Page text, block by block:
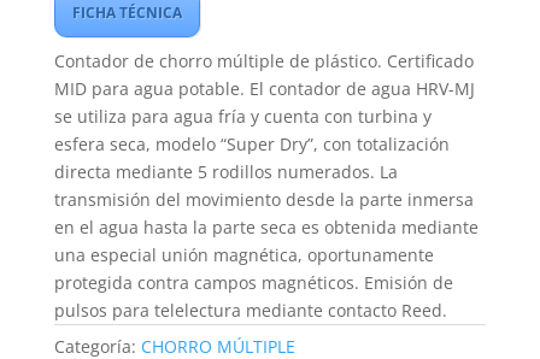
FICHA TÉCNICA
Contador de chorro múltiple de plástico. Certificado
MID para agua potable. El contador de agua HRV-MJ
se utiliza para agua fría y cuenta con turbina y
esfera seca, modelo “Super Dry”, con totalización
directa mediante 5 rodillos numerados. La
transmisión del movimiento desde la parte inmersa
en el agua hasta la parte seca es obtenida mediante
una especial unión magnética, oportunamente
protegida contra campos magnéticos. Emisión de
pulsos para telelectura mediante contacto Reed.
Categoría: CHORRO MÚLTIPLE